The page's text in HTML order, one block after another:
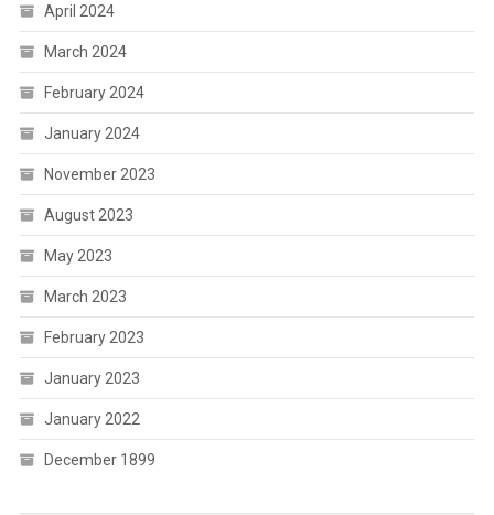
April 2024
March 2024
February 2024
January 2024
November 2023
August 2023
May 2023
March 2023
February 2023
January 2023
January 2022
December 1899